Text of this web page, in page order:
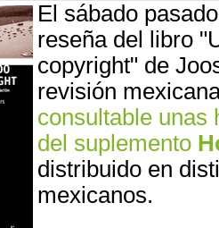
El sábado
reseña del libro
copyright" de
revisión
consultable unas
del suplemento
distribuido en
mexicanos.